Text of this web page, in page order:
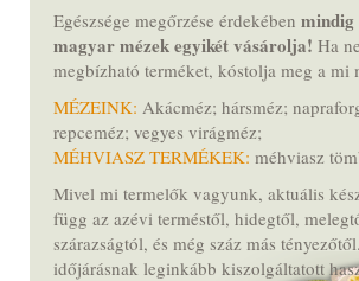
Egészsége megőrzése érdekében
magyar mézek egyikét vásárolja! Ha
megbízható terméket, kóstolja meg a mi
MÉZEINK: Akácméz; hársméz;
repceméz; vegyes virágméz;
MÉHVIASZ TERMÉKEK: méhviasz
Mivel mi termelők vagyunk, aktuális
függ az azévi terméstől, hidegtől,
szárazságtól, és még száz más
időjárásnak leginkább kiszolgáltatott